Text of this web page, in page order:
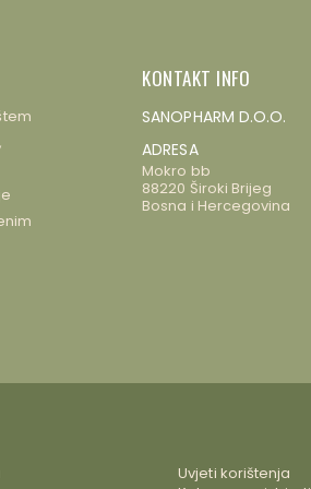
KONTAKT INFO
SANOPHARM D.O.O.
ADRESA
Mokro bb
88220 Široki Brijeg
Bosna i Hercegovina
Uvjeti korištenja